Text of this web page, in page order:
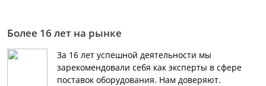
Более 16 лет на рынке
За 16 лет успешной деятельности мы
зарекомендовали себя как эксперты в сфере
поставок оборудования. Нам доверяют.